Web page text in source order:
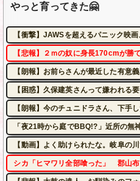
やっと育ってきた🤗
【衝撃】JAWSを超えるパニック映
【悲報】２ｍの奴に身長170cmが勝
【朗報】お前らさんが最近した有意
【困惑】久保建英さんって嫌われる
【朗報】今のチュニドラさん、下手
「夜21時から庭でBBQ!?」近所の
【動画】よく助けられたな。岐阜の
シカ「ヒマワリ全部喰った」 郡山